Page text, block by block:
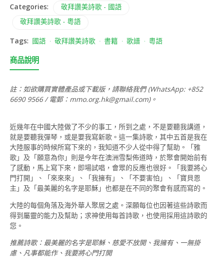
Categories:
敬拜讚美詩歌 - 國語
敬拜讚美詩歌 - 粵語
Tags: 國語 敬拜讚美詩歌 書籍 歌譜 粵語
商品說明
註：如欲購買實體產品或下載版，請聯絡我們 (WhatsApp: +852
6690 9566 / 電郵： mmo.org.hk@gmail.com)。
近幾年在中國大陸做了不少的事工，所到之處，不是要聽我講道，
就是要聽我彈琴，或是要我寫新歌。這一集詩歌，其中五首是我在
大陸服事的時候所寫下來的，我知道不少人從中得了幫助。「雅
歌」及「願意為你」則是今年在澳洲雪梨佈道時，於聚會開始前有
了感動，馬上寫下來，即場試唱，會眾的反應也很好。「我要將心
門打開」、「來來來」、「我擁有」、「不要害怕」、「寶貝恩
主」及「最美麗的名字是耶穌」也都是在不同的聚會有感而寫的。
大陸的每個角落及海外華人聚居之處。深願每位也因著這些詩歌而
得到屬靈的能力及幫助；求神使用每首詩歌，也使用採用這詩歌的
您。
推薦詩歌：最美麗的名字是耶穌、慈愛不放開、我擁有、一無掛
慮、凡事都能作、我要將心門打開